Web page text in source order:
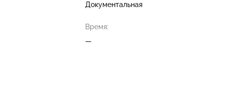
Документальная
Время:
—